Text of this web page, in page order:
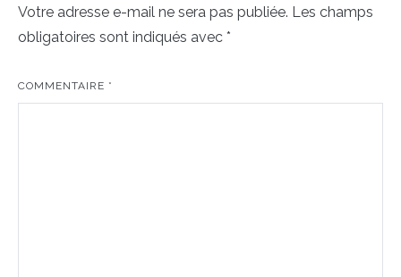
Votre adresse e-mail ne sera pas publiée. Les champs
obligatoires sont indiqués avec *
COMMENTAIRE *